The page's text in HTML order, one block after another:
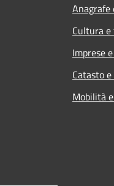
Cultura
Imprese
Catasto
Mobilità